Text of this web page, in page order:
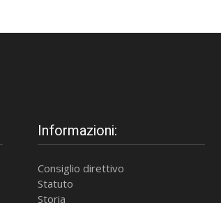
Informazioni:
Consiglio direttivo
Statuto
Storia